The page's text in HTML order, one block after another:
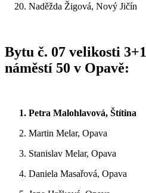
20. Naděžda Žigová, Nový Jičín
Bytu č. 07 velikosti
náměstí 50 v Opavě:
1. Petra Malohlavová, Štítina
2. Martin Melar, Opava
3. Stanislav Melar, Opava
4. Daniela Masařová, Opava